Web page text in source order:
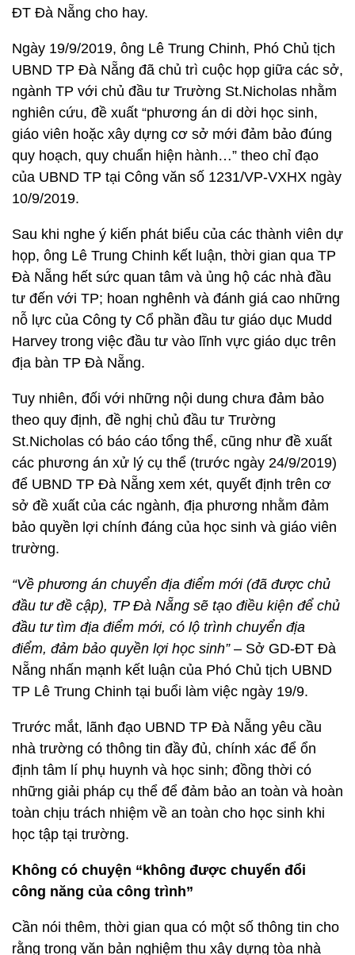
ĐT Đà Nẵng cho hay.
Ngày 19/9/2019, ông Lê Trung Chinh, Phó Chủ tịch
UBND TP Đà Nẵng đã chủ trì cuộc họp giữa các sở,
ngành TP với chủ đầu tư Trường St.Nicholas nhằm
nghiên cứu, đề xuất “phương án di dời học sinh,
giáo viên hoặc xây dựng cơ sở mới đảm bảo đúng
quy hoạch, quy chuẩn hiện hành…” theo chỉ đạo
của UBND TP tại Công văn số 1231/VP-VXHX ngày
10/9/2019.
Sau khi nghe ý kiến phát biểu của các thành viên dự
họp, ông Lê Trung Chinh kết luận, thời gian qua TP
Đà Nẵng hết sức quan tâm và ủng hộ các nhà đầu
tư đến với TP; hoan nghênh và đánh giá cao những
nỗ lực của Công ty Cổ phần đầu tư giáo dục Mudd
Harvey trong việc đầu tư vào lĩnh vực giáo dục trên
địa bàn TP Đà Nẵng.
Tuy nhiên, đối với những nội dung chưa đảm bảo
theo quy định, đề nghị chủ đầu tư Trường
St.Nicholas có báo cáo tổng thể, cũng như đề xuất
các phương án xử lý cụ thể (trước ngày 24/9/2019)
để UBND TP Đà Nẵng xem xét, quyết định trên cơ
sở đề xuất của các ngành, địa phương nhằm đảm
bảo quyền lợi chính đáng của học sinh và giáo viên
trường.
“Về phương án chuyển địa điểm mới (đã được chủ
đầu tư đề cập), TP Đà Nẵng sẽ tạo điều kiện để chủ
đầu tư tìm địa điểm mới, có lộ trình chuyển địa
điểm, đảm bảo quyền lợi học sinh”– Sở GD-ĐT Đà
Nẵng nhấn mạnh kết luận của Phó Chủ tịch UBND
TP Lê Trung Chinh tại buổi làm việc ngày 19/9.
Trước mắt, lãnh đạo UBND TP Đà Nẵng yêu cầu
nhà trường có thông tin đầy đủ, chính xác để ổn
định tâm lí phụ huynh và học sinh; đồng thời có
những giải pháp cụ thể để đảm bảo an toàn và hoàn
toàn chịu trách nhiệm về an toàn cho học sinh khi
học tập tại trường.
Không có chuyện “không được chuyển đổi
công năng của công trình”
Cần nói thêm, thời gian qua có một số thông tin cho
rằng trong văn bản nghiệm thu xây dựng tòa nhà